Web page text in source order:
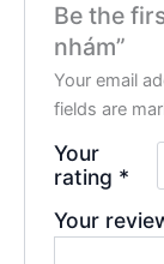
Be the
nhám”
Your email
fields are
Your
rating *
Your